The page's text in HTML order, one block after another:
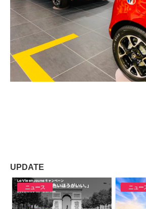
UPDATE
ニュース ニュー